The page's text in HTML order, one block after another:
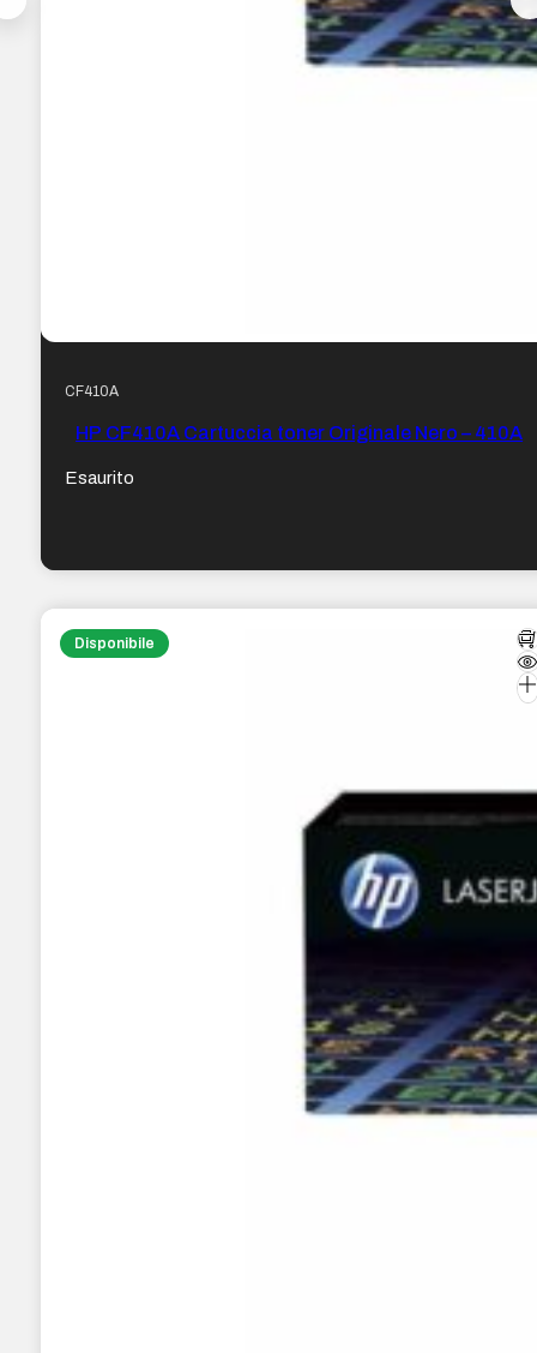
CF410A
HP CF410A Cartuccia toner Originale Nero – 410A
Esaurito
Disponibile